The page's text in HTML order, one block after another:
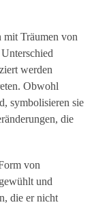
mit Träumen von
werden
Obwohl
symbolisieren sie
die
von
und
die er nicht